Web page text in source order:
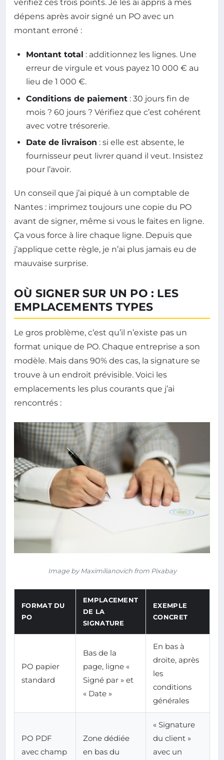
vérifiez ces trois points. Je les ai appris à mes
dépens après avoir signé un PO avec un
montant erroné :
Montant total : additionnez les lignes. Une
erreur de virgule et vous payez 10 000 € au
lieu de 1 000 €.
Conditions de paiement : 30 jours fin de
mois ? 60 jours ? Vérifiez que c’est cohérent
avec votre trésorerie.
Date de livraison : si elle est absente, le
fournisseur peut livrer quand il veut. Insistez
pour l’avoir.
Un conseil que j’ai piqué à un comptable de
Nantes : imprimez toujours une copie du PO
avant de signer, même si vous le faites en ligne.
Ça vous force à lire chaque ligne. Depuis que
j’applique cette règle, je n’ai plus jamais eu de
mauvaise surprise.
OÙ SIGNER SUR UN PO : LES
EMPLACEMENTS TYPES
Le gros problème, c’est qu’il n’existe pas un
format unique de PO. Chaque entreprise a son
modèle. Mais dans 90% des cas, la signature se
trouve à un endroit prévisible. Voici les
emplacements les plus courants que j’ai
rencontrés :
Image by Maximilianovich from Pixabay
FORMAT DU
PO
EMPLACEMENT
DE LA
SIGNATURE
EXEMPLE
CONCRET
PO papier
standard
Bas de la
page, ligne «
Signé par » et
« Date »
En bas à
droite, après
les
conditions
générales
PO PDF
avec champ
Zone dédiée
en bas du
« Signature
du client »
avec un